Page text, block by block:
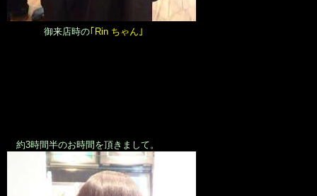
御来店時の｢Rin ちゃん｣
約3時間半のお時間を頂きまして。